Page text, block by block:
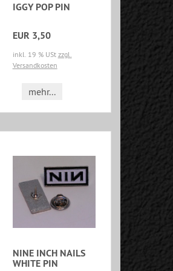
IGGY POP PIN
EUR 3,50
inkl. 19 % USt zzgl.
Versandkosten
mehr...
NINE INCH NAILS
WHITE PIN